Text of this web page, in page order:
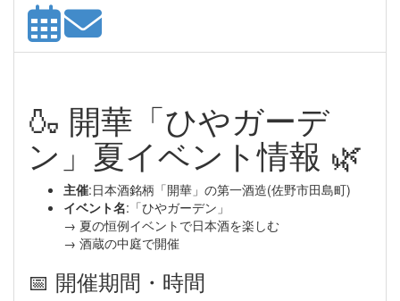
🍶 開華「ひやガーデ
ン」夏イベント情報 🌿
主催:日本酒銘柄「開華」の第一酒造(佐野市田島町)
イベント名:「ひやガーデン」
→ 夏の恒例イベントで日本酒を楽しむ
→ 酒蔵の中庭で開催
📅 開催期間・時間